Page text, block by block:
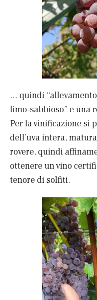
… quindi
limo-sabbioso” e una
Per la vinificazione si
dell’uva intera,
rovere, quindi
ottenere un vino
tenore di solfiti.